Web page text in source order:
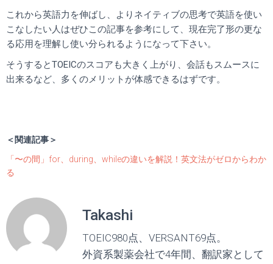
これから英語力を伸ばし、よりネイティブの思考で英語を使い
こなしたい人はぜひこの記事を参考にして、現在完了形の更な
る応用を理解し使い分られるようになって下さい。
そうするとTOEICのスコアも大きく上がり、会話もスムースに
出来るなど、多くのメリットが体感できるはずです。
＜関連記事＞
「〜の間」for、during、whileの違いを解説！英文法がゼロからわか
る
Takashi
TOEIC980点、VERSANT69点。
外資系製薬会社で4年間、翻訳家として